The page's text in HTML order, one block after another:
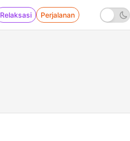
Relaksasi Perjalanan